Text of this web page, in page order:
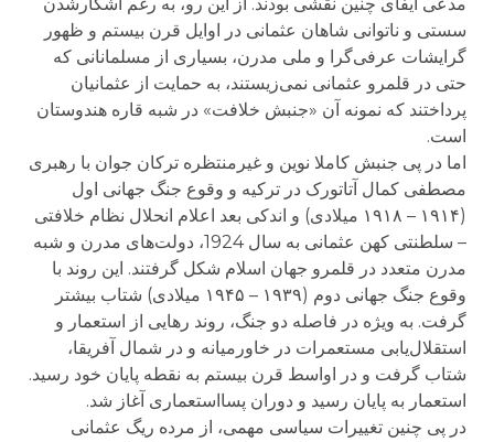
سستی و ناتوانی شاهان عثمانی در اوایل قرن بیستم و ظهور
گرایشات عرفی‌گرا و ملی مدرن، بسیاری از مسلمانانی که
حتی در قلمرو عثمانی نمی‌زیستند، به حمایت از عثمانیان
پرداختند که نمونه آن «جنبش خلافت» در شبه قاره هندوستان
است.
اما در پی جنبش کاملا نوین و غیرمنتظره ترکان جوان با رهبری
مصطفی کمال آتاتورک در ترکیه و وقوع جنگ جهانی اول
(۱۹۱۴ – ۱۹۱۸ میلادی) و اندکی بعد اعلام انحلال نظام خلافتی
– سلطنتی کهن عثمانی به سال 1924، دولت‌های مدرن و شبه
مدرن متعدد در قلمرو جهان اسلام شکل گرفتند. این روند با
وقوع جنگ جهانی دوم (۱۹۳۹ – ۱۹۴۵ میلادی) شتاب بیشتر
گرفت. به ویژه در فاصله دو جنگ، روند رهایی از استعمار و
استقلال‌یابی مستعمرات در خاورمیانه و در شمال آفریقا،
شتاب گرفت و در اواسط قرن بیستم به نقطه پایان خود رسید.
استعمار به پایان رسید و دوران پسااستعماری آغاز شد.
در پی چنین تغییرات سیاسی مهمی، از مرده ریگ عثمانی